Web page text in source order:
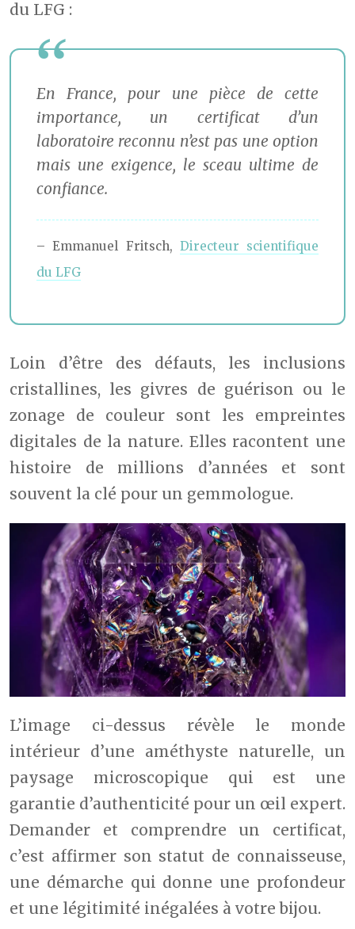
du LFG :
En France, pour une pièce de cette
importance, un certificat d’un
laboratoire reconnu n’est pas une option
mais une exigence, le sceau ultime de
confiance.
– Emmanuel Fritsch, Directeur scientifique
du LFG
Loin d’être des défauts, les inclusions
cristallines, les givres de guérison ou le
zonage de couleur sont les empreintes
digitales de la nature. Elles racontent une
histoire de millions d’années et sont
souvent la clé pour un gemmologue.
L’image ci-dessus révèle le monde
intérieur d’une améthyste naturelle, un
paysage microscopique qui est une
garantie d’authenticité pour un œil expert.
Demander et comprendre un certificat,
c’est affirmer son statut de connaisseuse,
une démarche qui donne une profondeur
et une légitimité inégalées à votre bijou.